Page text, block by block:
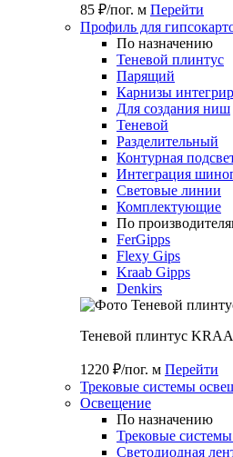
85 ₽/пог. м Перейти
Профиль для
По назначению
Теневой плинтус
Парящий
Карнизы
Для создания ниш
Теневой
Разделительный
Контурная
Интеграция
Световые линии
Комплектующие
По
FerGipps
Flexy Gips
Kraab Gipps
Denkirs
Теневой плинтус
1220 ₽/пог. м Перейти
Трековые системы
Освещение
По назначению
Трековые
Светодиодная